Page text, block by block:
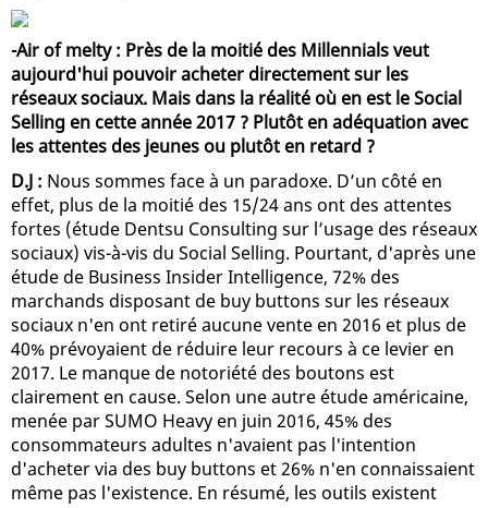
-Air of melty : Près de la moitié des Millennials veut
aujourd'hui pouvoir acheter directement sur les
réseaux sociaux. Mais dans la réalité où en est le Social
Selling en cette année 2017 ? Plutôt en adéquation avec
les attentes des jeunes ou plutôt en retard ?
D.J : Nous sommes face à un paradoxe. D’un côté en
effet, plus de la moitié des 15/24 ans ont des attentes
fortes (étude Dentsu Consulting sur l’usage des réseaux
sociaux) vis-à-vis du Social Selling. Pourtant, d'après une
étude de Business Insider Intelligence, 72% des
marchands disposant de buy buttons sur les réseaux
sociaux n'en ont retiré aucune vente en 2016 et plus de
40% prévoyaient de réduire leur recours à ce levier en
2017. Le manque de notoriété des boutons est
clairement en cause. Selon une autre étude américaine,
menée par SUMO Heavy en juin 2016, 45% des
consommateurs adultes n'avaient pas l'intention
d'acheter via des buy buttons et 26% n'en connaissaient
même pas l'existence. En résumé, les outils existent